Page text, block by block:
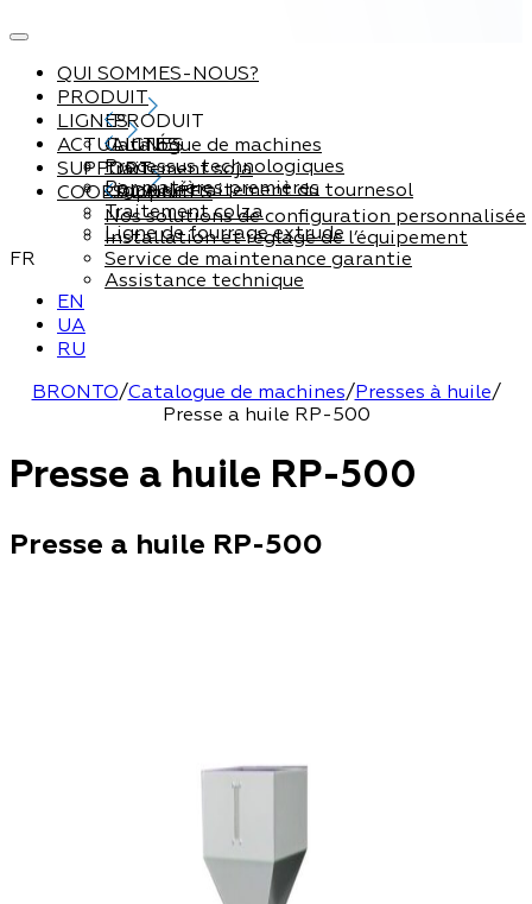
QUI SOMMES-NOUS?
PRODUIT
PRODUIT
Catalogue de machines
Processus technologiques
Par matières premières
LIGNES
LIGNES
Traitement soja
Ligne de traitement du tournesol
Traitement colza
Ligne de fourrage extrude
ACTUALITÉS
SUPPORT
Support
Nos solutions de configuration personnalisée
Installation et réglage de l’équipement
Service de maintenance garantie
Assistance technique
COORDONNÉES
FR
EN
UA
RU
BRONTO/Catalogue de machines/Presses à huile/
Presse a huile RP-500
Presse a huile RP-500
Presse a huile RP-500